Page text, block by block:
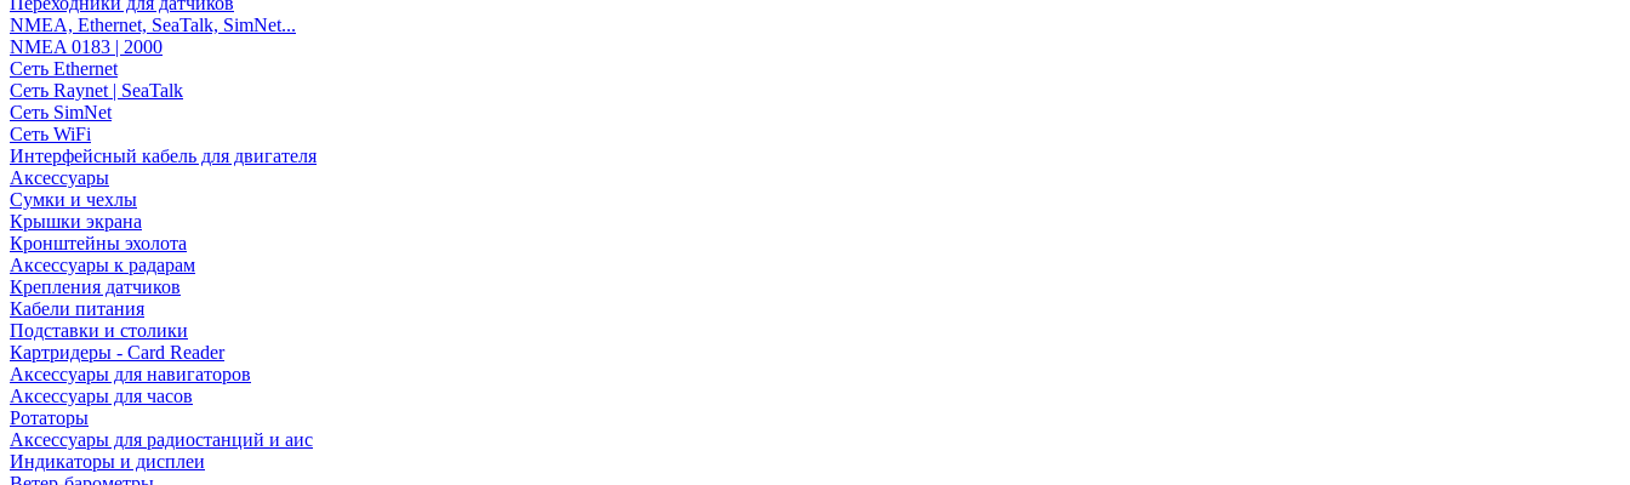
NMEA, Ethernet, SeaTalk, SimNet...
NMEA 0183 | 2000
Сеть Ethernet
Сеть Raynet | SeaTalk
Сеть SimNet
Сеть WiFi
Интерфейсный кабель для двигателя
Аксессуары
Сумки и чехлы
Крышки экрана
Кронштейны эхолота
Аксессуары к радарам
Крепления датчиков
Кабели питания
Подставки и столики
Картридеры - Card Reader
Аксессуары для навигаторов
Аксессуары для часов
Ротаторы
Аксессуары для радиостанций и аис
Индикаторы и дисплеи